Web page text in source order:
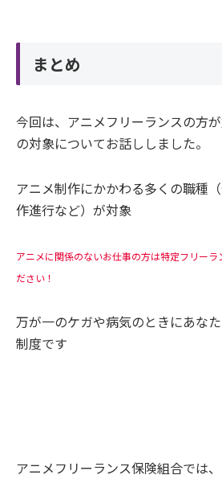
まとめ
今回は、アニメフリーランスの方
の対象についてお話ししました。
アニメ制作にかかわる多くの職種
作進行など）が対象
アニメに関係のないお仕事の方は特定フリーラ
ださい！
万が一のケガや病気のときにあな
制度です
アニメフリーランス保険組合では